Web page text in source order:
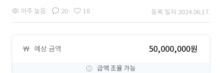
아주 높음 20 18 등록 일자 2024.06.17.
예상 금액 50,000,000원
금액 조율 가능